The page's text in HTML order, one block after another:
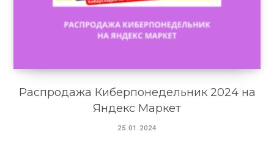
Распродажа Киберпонедельник 2024 на
Яндекс Маркет
25.01.2024